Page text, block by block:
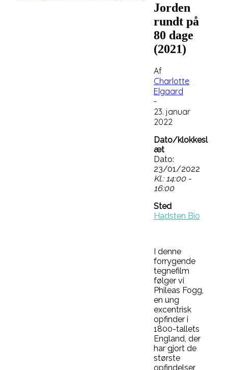
Jorden
rundt på
80 dage
(2021)
Af
Charlotte
Elgaard
-
23. januar
2022
Dato/klokkesl
æt
Dato:
23/01/2022
Kl.: 14:00 -
16:00
Sted
Hadsten Bio
I denne
forrygende
tegnefilm
følger vi
Phileas Fogg,
en ung
excentrisk
opfinder i
1800-tallets
England, der
har gjort de
største
opfindelser,